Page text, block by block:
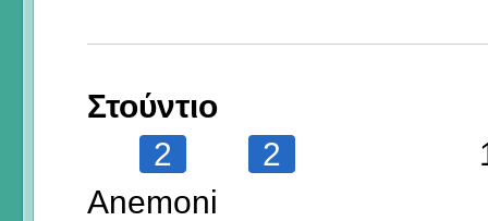
Στούντιο
2
2
Anemoni